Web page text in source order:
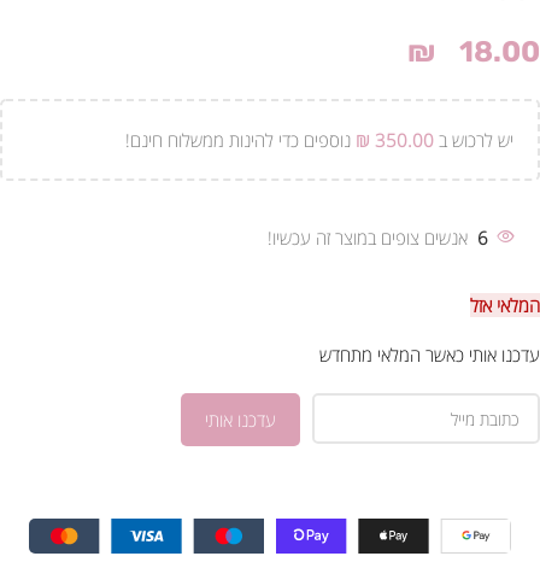
₪ 18.00
יש לרכוש ב ₪ 350.00 נוספים כדי להינות ממשלוח חינם!
6 אנשים צופים במוצר זה עכשיו!
המלאי אזל
עדכנו אותי כאשר המלאי מתחדש